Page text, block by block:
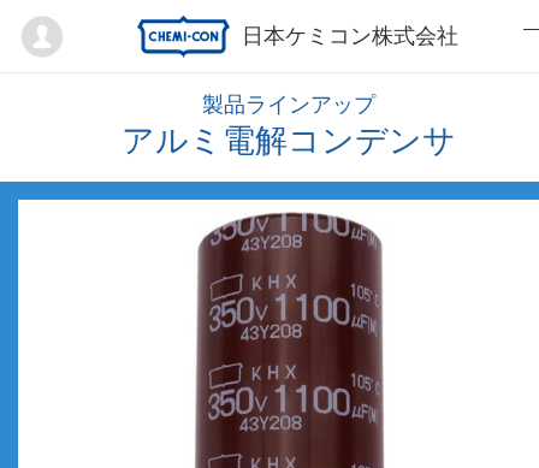
日本ケミコン株式会社
Mypage
製品ラインアップ
アルミ電解コンデンサ